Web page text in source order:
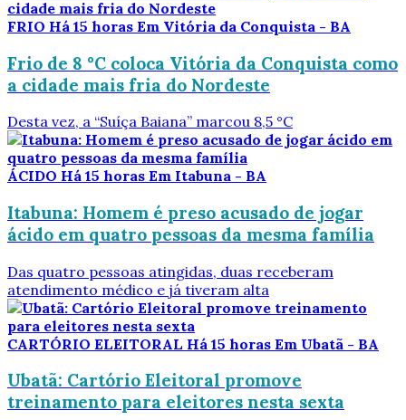
FRIO Há 15 horas Em Vitória da Conquista - BA
Frio de 8 °C coloca Vitória da Conquista como
a cidade mais fria do Nordeste
Desta vez, a “Suíça Baiana” marcou 8,5 °C
ÁCIDO Há 15 horas Em Itabuna - BA
Itabuna: Homem é preso acusado de jogar
ácido em quatro pessoas da mesma família
Das quatro pessoas atingidas, duas receberam
atendimento médico e já tiveram alta
CARTÓRIO ELEITORAL Há 15 horas Em Ubatã - BA
Ubatã: Cartório Eleitoral promove
treinamento para eleitores nesta sexta